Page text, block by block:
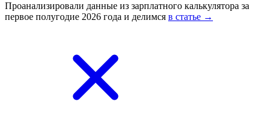
Проанализировали данные из зарплатного калькулятора за
первое полугодие 2026 года и делимся в статье →